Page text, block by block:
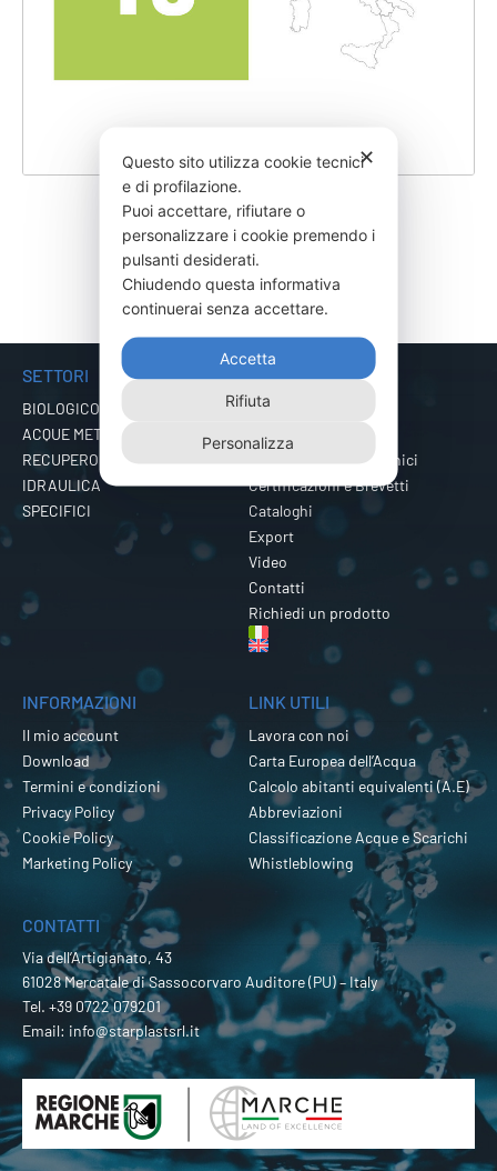
NORMA LAGUNA VENETA
SETTORI
BIOLOGICO
ACQUE METEORICHE
RECUPERO ACQUE
IDRAULICA
SPECIFICI
MENU
Azienda
Prodotti
Approfondimenti Tecnici
Certificazioni e Brevetti
Cataloghi
Export
Video
Contatti
Richiedi un prodotto
INFORMAZIONI
Il mio account
Download
Termini e condizioni
Privacy Policy
Cookie Policy
Marketing Policy
LINK UTILI
Lavora con noi
Carta Europea dell’Acqua
Calcolo abitanti equivalenti (A.E)
Abbreviazioni
Classificazione Acque e Scarichi
Whistleblowing
CONTATTI
Via dell’Artigianato, 43
61028 Mercatale di Sassocorvaro Auditore (PU) – Italy
Tel. +39 0722 079201
Email: info@starplastsrl.it
✕
Questo sito utilizza cookie tecnici
e di profilazione.
Puoi accettare, rifiutare o
personalizzare i cookie premendo i
pulsanti desiderati.
Chiudendo questa informativa
continuerai senza accettare.
Accetta
Rifiuta
Personalizza